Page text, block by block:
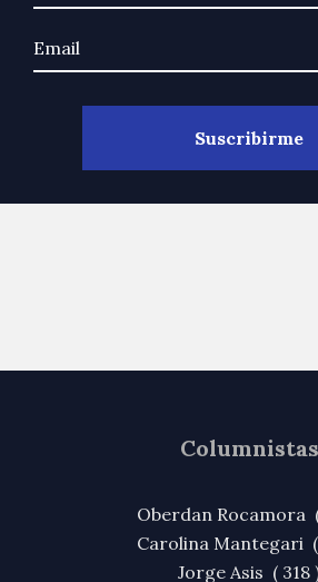
Columnistas
Oberdan Rocamora
Carolina Mantegari (
Jorge Asis ( 318